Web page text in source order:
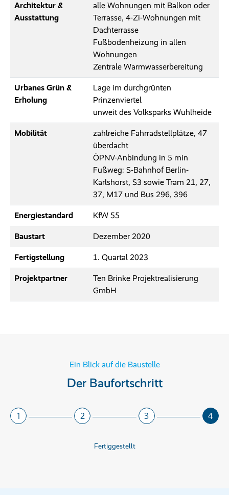
Architektur &
Ausstattung
alle Wohnungen mit Balkon oder
Terrasse, 4-Zi-Wohnungen mit
Dachterrasse
Fußbodenheizung in allen
Wohnungen
Zentrale Warmwasserbereitung
Urbanes Grün &
Erholung
Lage im durchgrünten
Prinzenviertel
unweit des Volksparks Wuhlheide
Mobilität
zahlreiche Fahrradstellplätze, 47
überdacht
ÖPNV-Anbindung in 5 min
Fußweg: S-Bahnhof Berlin-
Karlshorst, S3 sowie Tram 21, 27,
37, M17 und Bus 296, 396
Energiestandard KfW 55
Baustart Dezember 2020
Fertigstellung 1. Quartal 2023
Projektpartner
Ten Brinke Projektrealisierung
GmbH
Ein Blick auf die Baustelle
Der Baufortschritt
1 2 3 4
Fertiggestellt